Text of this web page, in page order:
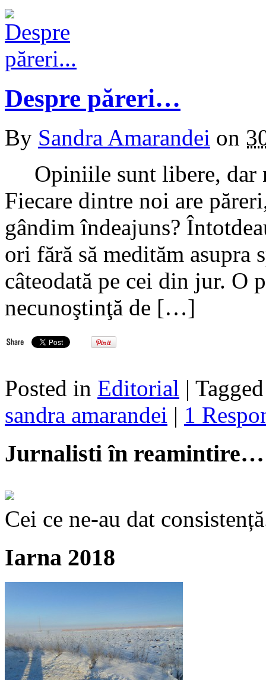
Despre păreri…
By Sandra Amarandei on
Opiniile sunt libere, dar
Fiecare dintre noi are
gândim îndeajuns?
ori fără să medităm asupra
câteodată pe cei din jur. O
necunoştinţă de […]
Posted in Editorial |
sandra amarandei | 1
Jurnalisti în reamintire…
Cei ce ne-au dat
Iarna 2018